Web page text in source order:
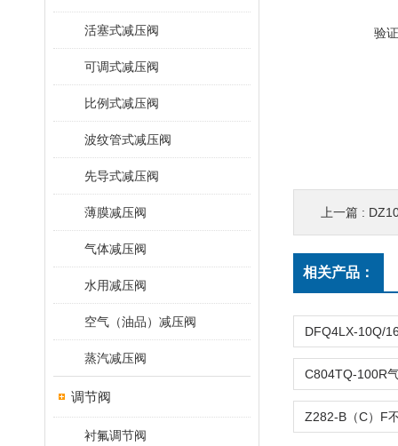
活塞式减压阀
可调式减压阀
比例式减压阀
波纹管式减压阀
先导式减压阀
薄膜减压阀
气体减压阀
水用减压阀
空气（油品）减压阀
蒸汽减压阀
调节阀
衬氟调节阀
验
上一篇 :
相关产品：